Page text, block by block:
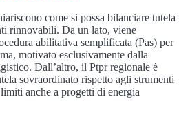
come si possa bilanciare tutela
rinnovabili. Da un lato, viene
abilitativa semplificata (Pas) per
motivato esclusivamente dalla
Dall’altro, il Ptpr regionale è
sovraordinato rispetto agli strumenti
anche a progetti di energia